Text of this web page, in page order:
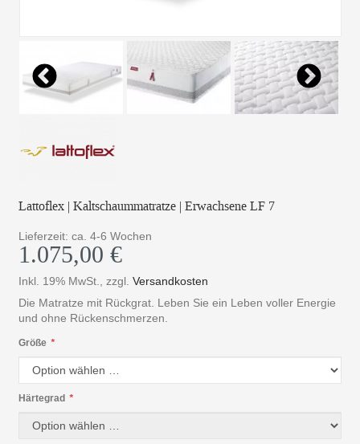
Lattoflex | Kaltschaummatratze | Erwachsene LF 7
Lieferzeit: ca. 4-6 Wochen
1.075,00 €
Inkl. 19% MwSt. ,zzgl.Versandkosten
Die Matratze mit Rückgrat. Leben Sie ein Leben voller Energie
und ohne Rückenschmerzen.
*
Größe
*
Härtegrad